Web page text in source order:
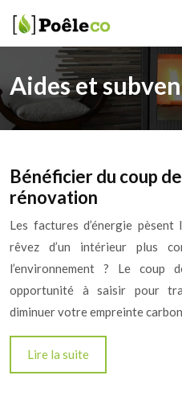
Aides et
Bénéficier du coup
rénovation
Les factures d’énergie
rêvez d’un intérieur plus
l’environnement ? Le coup
opportunité à saisir pour
diminuer votre empreinte
Lire la suite